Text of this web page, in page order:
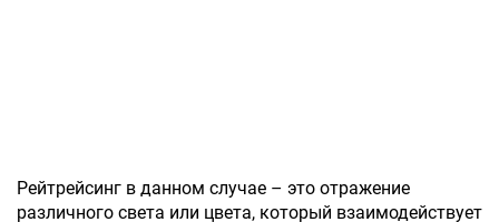
Рейтрейсинг в данном случае – это отражение
различного света или цвета, который взаимодействует